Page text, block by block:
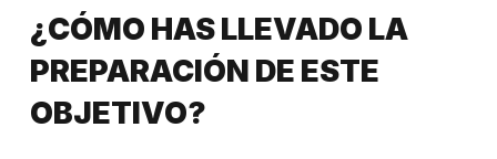
¿CÓMO HAS LLEVADO LA
PREPARACIÓN DE ESTE
OBJETIVO?